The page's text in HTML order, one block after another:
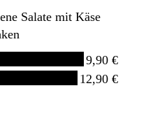
Salate mit Käse
9,90 €
12,90 €